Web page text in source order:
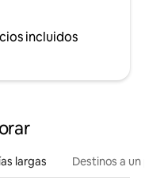
incluidos
largas Destinos a un